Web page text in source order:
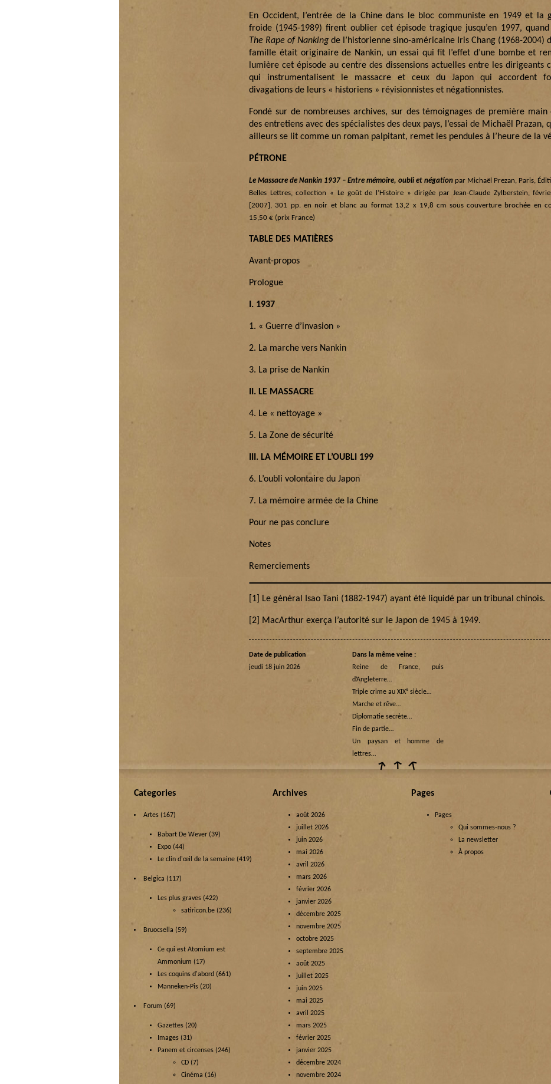
En Occident, l’entrée de la Chine dans le bloc communiste en 1949 et la
froide (1945-1989) firent oublier cet épisode tragique jusqu’en 1997,
The Rape of Nanking de l’historienne sino-américaine Iris Chang (1968-2004)
famille était originaire de Nankin, un essai qui fit l’effet d’une bombe et
lumière cet épisode au centre des dissensions actuelles entre les dirigeants
qui instrumentalisent le massacre et ceux du Japon qui accordent
divagations de leurs « historiens » révisionnistes et négationnistes.
Fondé sur de nombreuses archives, sur des témoignages de première main
des entretiens avec des spécialistes des deux pays, l’essai de Michaël Prazan,
ailleurs se lit comme un roman palpitant, remet les pendules à l’heure de la
PÉTRONE
Le Massacre de Nankin 1937 – Entre mémoire, oubli et négation par Michaël Prezan, Paris,
Belles Lettres, collection « Le goût de l’Histoire » dirigée par Jean-Claude Zylberstein,
[2007], 301 pp. en noir et blanc au format 13,2 x 19,8 cm sous couverture brochée en
15,50 € (prix France)
TABLE DES MATIÈRES
Avant-propos
Prologue
I. 1937
1. « Guerre d’invasion »
2. La marche vers Nankin
3. La prise de Nankin
II. LE MASSACRE
4. Le « nettoyage »
5. La Zone de sécurité
III. LA MÉMOIRE ET L’OUBLI 199
6. L’oubli volontaire du Japon
7. La mémoire armée de la Chine
Pour ne pas conclure
Notes
Remerciements
[1] Le général Isao Tani (1882-1947) ayant été liquidé par un tribunal chinois.
[2] MacArthur exerça l’autorité sur le Japon de 1945 à 1949.
Date de publication
jeudi 18 juin 2026
Dans la même veine :
Reine de France, puis
d’Angleterre…
Triple crime au XIXᵉ siècle…
Marche et rêve…
Diplomatie secrète…
Fin de partie…
Un paysan et homme de
lettres…
Categories
Artes (167)
Babart De Wever (39)
Expo (44)
Le clin d'œil de la semaine (419)
Belgica (117)
Les plus graves (422)
satiricon.be (236)
Bruocsella (59)
Ce qui est Atomium est
Ammonium (17)
Les coquins d'abord (661)
Manneken-Pis (20)
Forum (69)
Gazettes (20)
Images (31)
Panem et circenses (246)
CD (7)
Cinéma (16)
Archives
août 2026
juillet 2026
juin 2026
mai 2026
avril 2026
mars 2026
février 2026
janvier 2026
décembre 2025
novembre 2025
octobre 2025
septembre 2025
août 2025
juillet 2025
juin 2025
mai 2025
avril 2025
mars 2025
février 2025
janvier 2025
décembre 2024
novembre 2024
Pages
Pages
Qui sommes-nous ?
La newsletter
À propos